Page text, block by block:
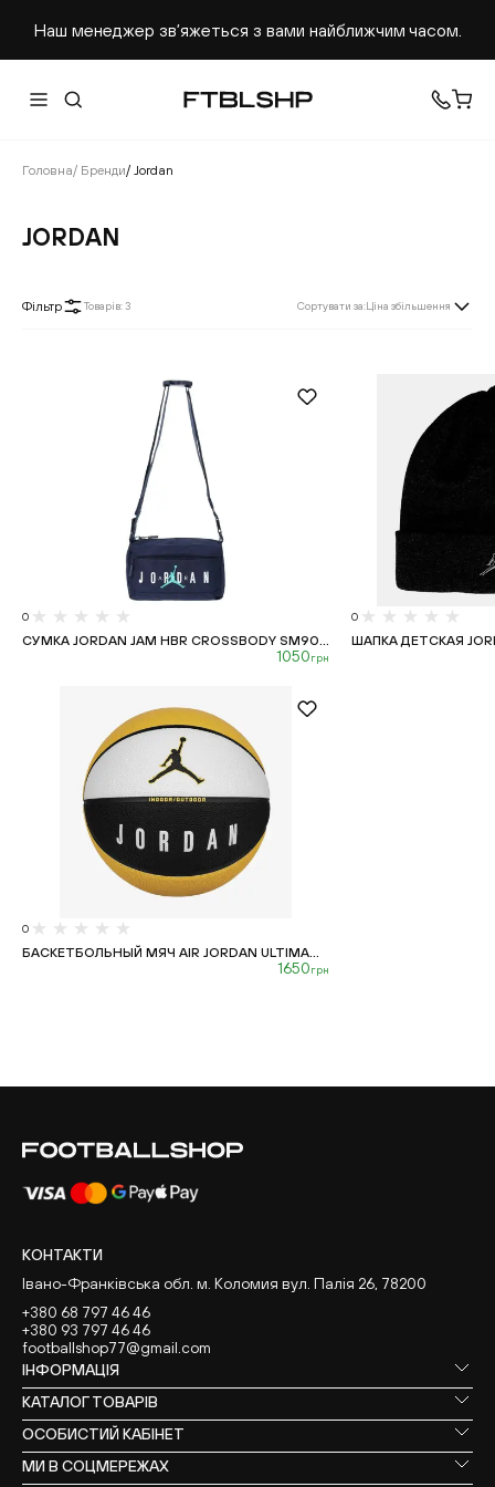
Наш менеджер звʼяжеться з вами найближчим часом.
Головна/ Бренди/ Jordan
JORDAN
Фільтр Товарів:3 Сортувати за:Ціна збільшення
0
СУМКА JORDAN JAM HBR CROSSBODY SM90...
1050грн
0
ШАПКА ДЕТСКАЯ
0
БАСКЕТБОЛЬНЫЙ МЯЧ AIR JORDAN ULTIMA...
1650грн
КОНТАКТИ
Івано-Франківська обл. м. Коломия вул. Палія 26, 78200
+380 68 797 46 46
+380 93 797 46 46
footballshop77@gmail.com
ІНФОРМАЦІЯ
КАТАЛОГ ТОВАРІВ
ОСОБИСТИЙ КАБІНЕТ
МИ В СОЦМЕРЕЖАХ